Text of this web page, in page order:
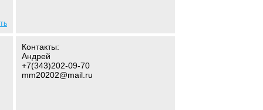
Контакты:
Андрей
+7(343)202-09-70
mm20202@mail.ru